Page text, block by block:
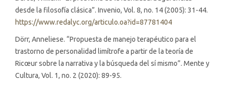
desde la filosofía clásica”. Invenio, Vol. 8, no. 14 (2005): 31-44.
https://www.redalyc.org/articulo.oa?id=87781404
Dörr, Anneliese. “Propuesta de manejo terapéutico para el
trastorno de personalidad limítrofe a partir de la teoría de
Ricœur sobre la narrativa y la búsqueda del sí mismo”. Mente y
Cultura, Vol. 1, no. 2 (2020): 89-95.